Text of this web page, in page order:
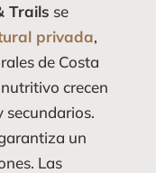
Trails se
privada,
de Costa
crecen
secundarios.
un
Las